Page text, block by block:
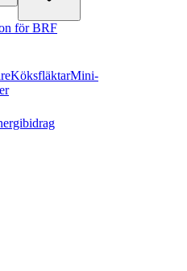
för BRF
KöksfläktarMini-